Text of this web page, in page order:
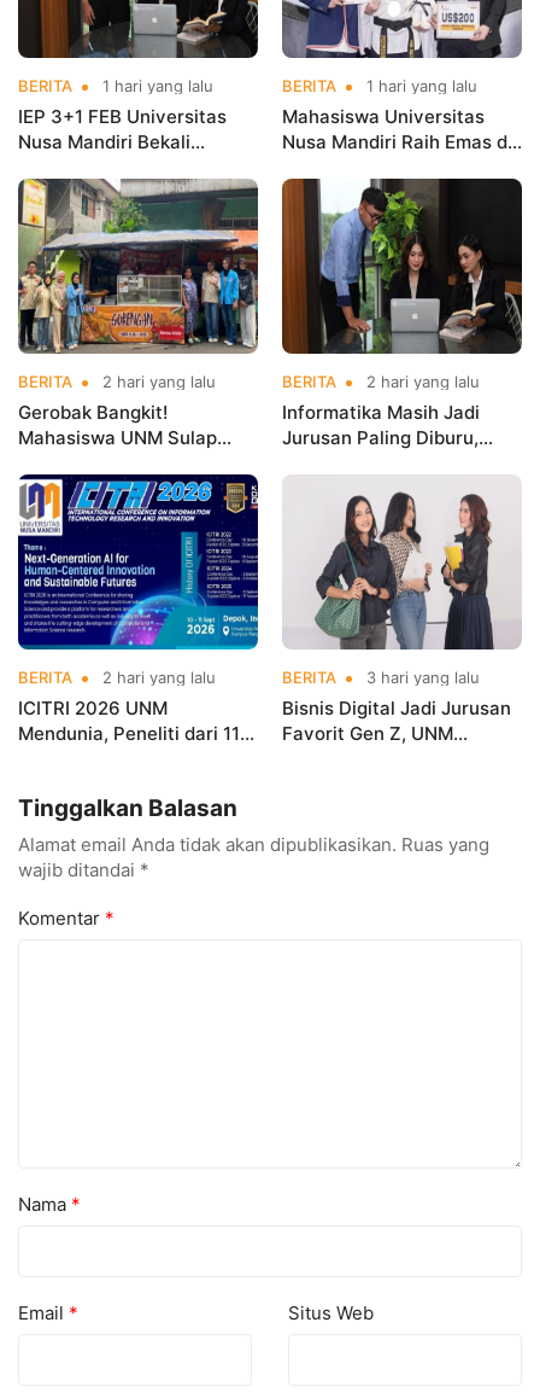
BERITA 1 hari yang lalu
IEP 3+1 FEB Universitas
Nusa Mandiri Bekali
Kerja Sebelum Lulus
BERITA 1 hari yang lalu
Mahasiswa Universitas
Nusa Mandiri Raih Emas di
Indonesia Open
Championships 2026
BERITA 2 hari yang lalu
Gerobak Bangkit!
Mahasiswa UNM Sulap
Menarik dan Laris
BERITA 2 hari yang lalu
Informatika Masih Jadi
Jurusan Paling Diburu,
hingga Cyber Security
BERITA 2 hari yang lalu
ICITRI 2026 UNM
Mendunia, Peneliti dari 11
BERITA 3 hari yang lalu
Bisnis Digital Jadi Jurusan
Favorit Gen Z, UNM
Tinggalkan Balasan
Alamat email Anda tidak akan dipublikasikan. Ruas yang
wajib ditandai *
Komentar *
Nama *
Email * Situs Web